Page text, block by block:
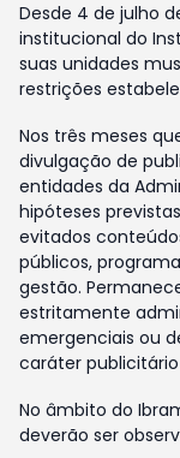
Desde 4 de julho
institucional do
suas unidades
restrições
Nos três meses
divulgação de
entidades da
hipóteses
evitados
públicos,
gestão.
estritamente
emergenciais ou
caráter
No âmbito do
deverão ser